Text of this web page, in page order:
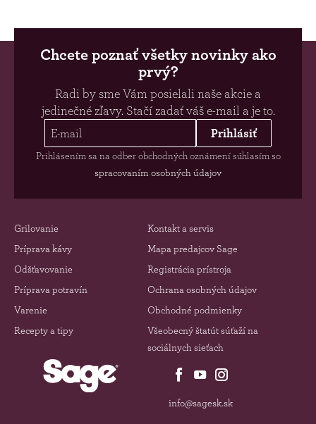
Chcete poznať všetky novinky ako
prvý?
Radi by sme Vám posielali naše akcie a
jedinečné zľavy. Stačí zadať váš e-mail a je to.
Prihlásiť
Prihlásením sa na odber obchodných oznámení súhlasím so
spracovaním osobných údajov
Grilovanie
Príprava kávy
Odšťavovanie
Príprava potravín
Varenie
Recepty a tipy
Kontakt a servis
Mapa predajcov Sage
Registrácia prístroja
Ochrana osobných údajov
Obchodné podmienky
Všeobecný štatút súťaží na
sociálnych sieťach
info@sagesk.sk